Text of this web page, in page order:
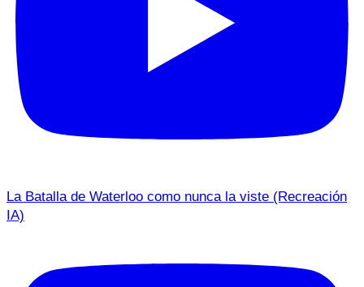
La Batalla de Waterloo como nunca la viste (Recreación
IA)